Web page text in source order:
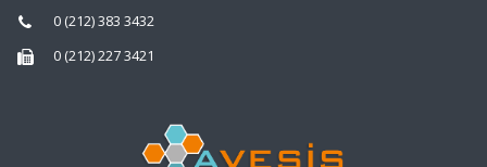
0 (212) 383 3432
0 (212) 227 3421